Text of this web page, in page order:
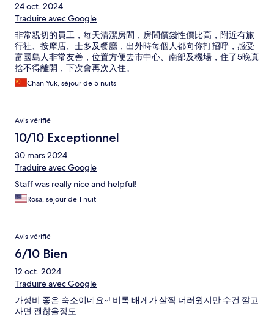
24 oct. 2024
Traduire avec Google
非常親切的員工，每天清潔房間，房間價錢性價比高，附近有旅
行社、按摩店、士多及餐廳，出外時每個人都向你打招呼，感受
富國島人非常友善，位置方便去市中心、南部及機場，住了5晚真
捨不得離開，下次會再次入住。
Chan Yuk, séjour de 5 nuits
Avis vérifié
10/10 Exceptionnel
30 mars 2024
Traduire avec Google
Staff was really nice and helpful!
Rosa, séjour de 1 nuit
Avis vérifié
6/10 Bien
12 oct. 2024
Traduire avec Google
가성비 좋은 숙소이네요~! 비록 배게가 살짝 더러웠지만 수건 깔고
자면 괜찮을정도